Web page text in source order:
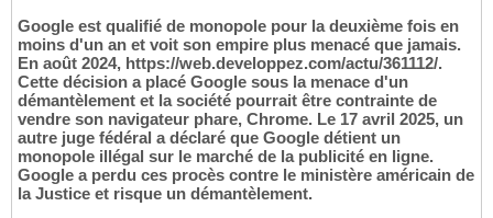
Google est qualifié de monopole pour la deuxième fois en
moins d'un an et voit son empire plus menacé que jamais.
En août 2024, https://web.developpez.com/actu/361112/.
Cette décision a placé Google sous la menace d'un
démantèlement et la société pourrait être contrainte de
vendre son navigateur phare, Chrome. Le 17 avril 2025, un
autre juge fédéral a déclaré que Google détient un
monopole illégal sur le marché de la publicité en ligne.
Google a perdu ces procès contre le ministère américain de
la Justice et risque un démantèlement.